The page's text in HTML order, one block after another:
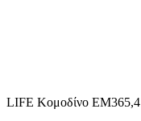
LIFE Κομοδίνο ΕΜ365,4